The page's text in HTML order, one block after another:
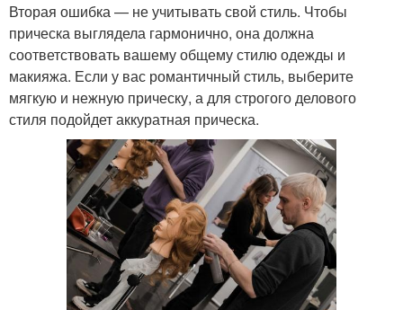
Вторая ошибка — не учитывать свой стиль. Чтобы
прическа выглядела гармонично, она должна
соответствовать вашему общему стилю одежды и
макияжа. Если у вас романтичный стиль, выберите
мягкую и нежную прическу, а для строгого делового
стиля подойдет аккуратная прическа.